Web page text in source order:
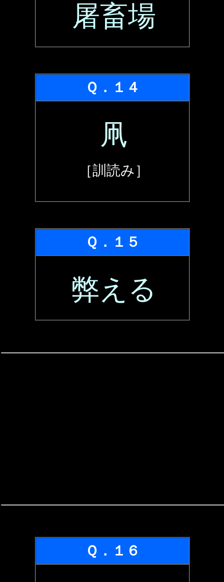
屠畜場
Ｑ．１４
凧
［訓読み］
Ｑ．１５
弊える
Ｑ．１６